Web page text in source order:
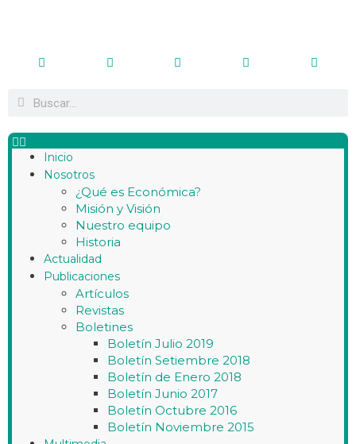
Inicio
Nosotros
¿Qué es Económica?
Misión y Visión
Nuestro equipo
Historia
Actualidad
Publicaciones
Artículos
Revistas
Boletines
Boletín Julio 2019
Boletín Setiembre 2018
Boletín de Enero 2018
Boletín Junio 2017
Boletín Octubre 2016
Boletín Noviembre 2015